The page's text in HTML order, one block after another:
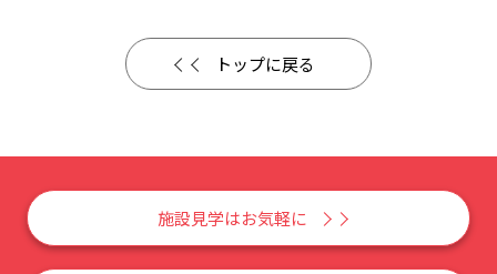
トップに戻る
施設見学はお気軽に